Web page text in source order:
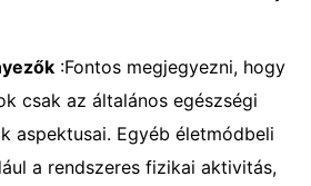
:Fontos megjegyezni, hogy
csak az általános egészségi
aspektusai. Egyéb életmódbeli
a rendszeres fizikai aktivitás,